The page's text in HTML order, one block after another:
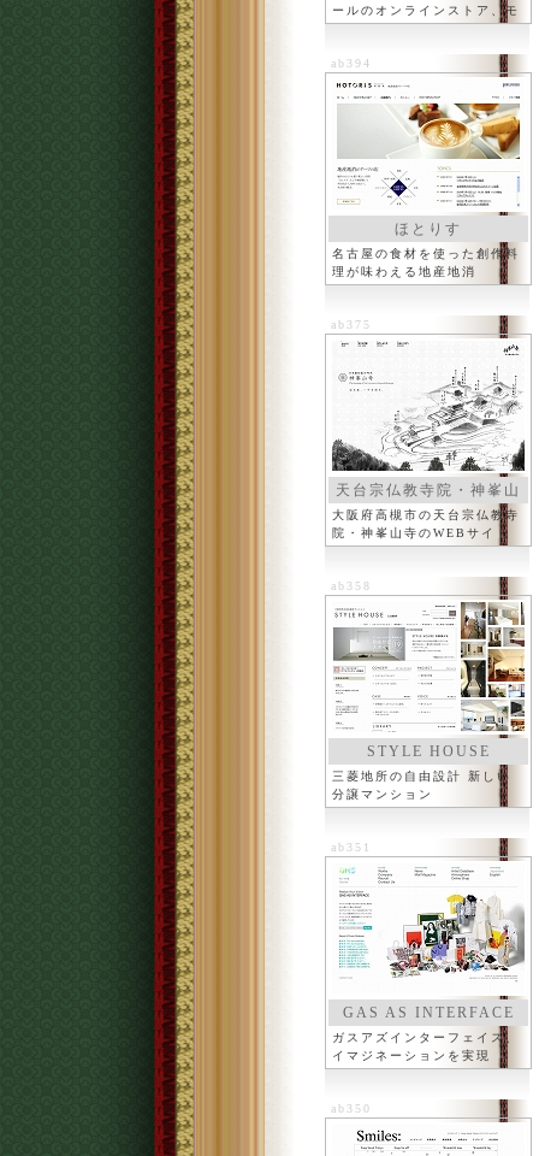
ールのオンラインストア、モ
ッケ
ab394
ほとりす
名古屋の食材を使った創作料
理が味わえる地産地消
ab375
天台宗仏教寺院・神峯山
寺
大阪府高槻市の天台宗仏教寺
院・神峯山寺のWEBサイト
ab358
STYLE HOUSE
三菱地所の自由設計 新しい
分譲マンション
ab351
GAS AS INTERFACE
ガスアズインターフェイス、
イマジネーションを実現
ab350